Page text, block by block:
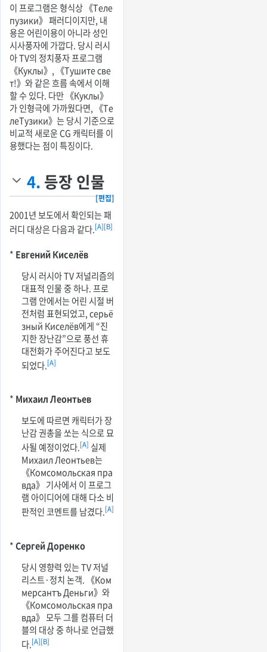
이 프로그램은 형식상 《Теле
пузики》 패러디이지만, 내
용은 어린이용이 아니라 성인
시사풍자에 가깝다. 당시 러시
아 TV의 정치풍자 프로그램
《Куклы》, 《Тушите све
т!》와 같은 흐름 속에서 이해
할 수 있다. 다만 《Куклы》
가 인형극에 가까웠다면, 《Те
леТузики》는 당시 기준으로
비교적 새로운 CG 캐릭터를 이
용했다는 점이 특징이다.
4. 등장 인물
[편집]
2001년 보도에서 확인되는 패
러디 대상은 다음과 같다.[A][B]
* Евгений Киселёв
당시 러시아 TV 저널리즘의
대표적 인물 중 하나. 프로
그램 안에서는 어린 시절 버
전처럼 표현되었고, серьё
зный Киселёв에게 “진
지한 장난감”으로 풍선 휴
대전화가 주어진다고 보도
되었다.[A]
* Михаил Леонтьев
보도에 따르면 캐릭터가 장
난감 권총을 쏘는 식으로 묘
사될 예정이었다.[A] 실제
Михаил Леонтьев는
《Комсомольская пра
вда》 기사에서 이 프로그
램 아이디어에 대해 다소 비
판적인 코멘트를 남겼다.[A]
*Сергей Доренко
당시 영향력 있는 TV 저널
리스트·정치 논객. 《Ком
мерсантъ Деньги》와
《Комсомольская пра
вда》 모두 그를 컴퓨터 더
블의 대상 중 하나로 언급했
다.[A][B]